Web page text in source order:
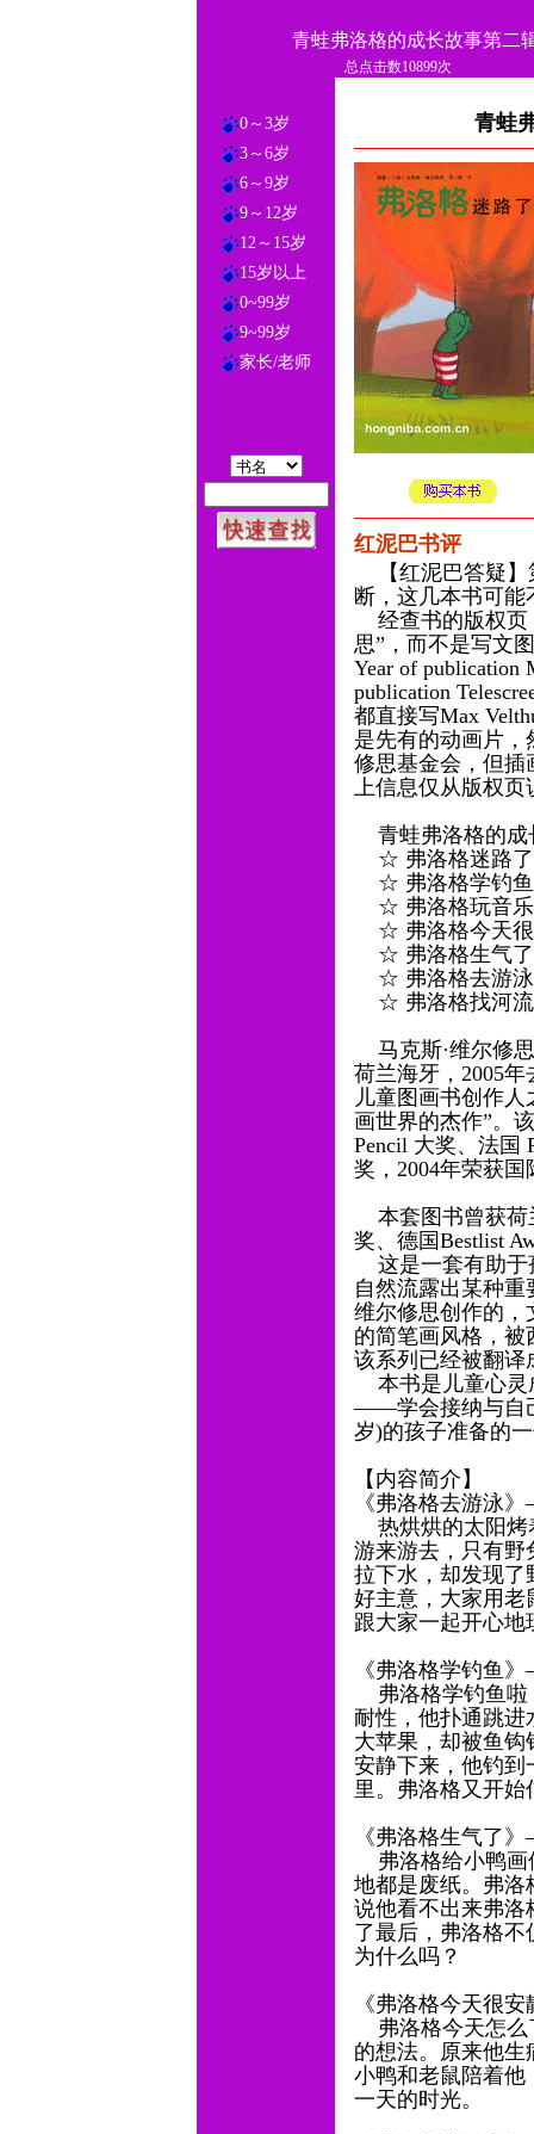
青蛙弗洛格的成长故事第二
总点击数10899次
0～3岁
3～6岁
6～9岁
9～12岁
12～15岁
15岁以上
0~99岁
9~99岁
家长/老师
青蛙
红泥巴书评
【红泥巴答疑】
断，这几本书可
经查书的版权页
思”，而不是写文
Year of publication
publication
都直接写Max
是先有的动画片
修思基金会，但插
上信息仅从版权
青蛙弗洛格的成
☆ 弗洛格迷路
☆ 弗洛格学钓
☆ 弗洛格玩音
☆ 弗洛格今天
☆ 弗洛格生气
☆ 弗洛格去游
☆ 弗洛格找河
马克斯·维尔修思
荷兰海牙，2005
儿童图画书创作人
画世界的杰作”。
Pencil 大奖、法国
奖，2004年荣获
本套图书曾获荷
奖、德国Bestlist
这是一套有助于
自然流露出某种重
维尔修思创作的，
的简笔画风格，被
该系列已经被翻
本书是儿童心灵
——学会接纳与自
岁)的孩子准备的
【内容简介】
《弗洛格去游泳
热烘烘的太阳烤
游来游去，只有野
拉下水，却发现了
好主意，大家用老
跟大家一起开心
《弗洛格学钓鱼
弗洛格学钓鱼啦
耐性，他扑通跳
大苹果，却被鱼
安静下来，他钓到
里。弗洛格又开
《弗洛格生气了
弗洛格给小鸭画
地都是废纸。弗洛
说他看不出来弗洛
了最后，弗洛格
为什么吗？
《弗洛格今天很
弗洛格今天怎么
的想法。原来他
小鸭和老鼠陪着他
一天的时光。